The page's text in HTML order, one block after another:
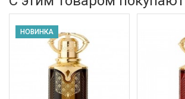
НОВИНКА